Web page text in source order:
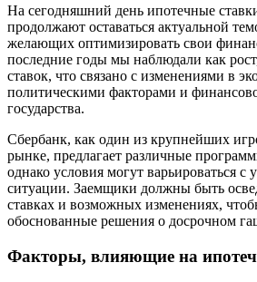
На сегодняшний день ипотечные
продолжают оставаться актуальной
желающих оптимизировать свои
последние годы мы наблюдали как
ставок, что связано с изменениями в
политическими факторами и
государства.
Сбербанк, как один из крупнейших
рынке, предлагает различные
однако условия могут варьироваться с
ситуации. Заемщики должны быть
ставках и возможных изменениях,
обоснованные решения о досрочном
Факторы, влияющие на